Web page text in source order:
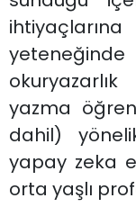
yazma
dahil)
yapay zeka
orta yaşlı